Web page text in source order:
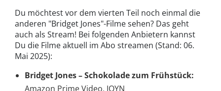
Du möchtest vor dem vierten Teil noch einmal die
anderen "Bridget Jones"-Filme sehen? Das geht
auch als Stream! Bei folgenden Anbietern kannst
Du die Filme aktuell im Abo streamen (Stand: 06.
Mai 2025):
Bridget Jones – Schokolade zum Frühstück:
Amazon Prime Video, JOYN